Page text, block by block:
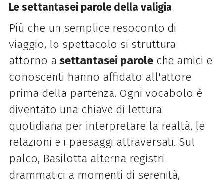
Le settantasei parole della valigia
Più che un semplice resoconto di
viaggio, lo spettacolo si struttura
attorno a settantasei paroleche amici e
conoscenti hanno affidato all'attore
prima della partenza. Ogni vocabolo è
diventato una chiave di lettura
quotidiana per interpretare la realtà, le
relazioni e i paesaggi attraversati. Sul
palco, Basilotta alterna registri
drammatici a momenti di serenità,